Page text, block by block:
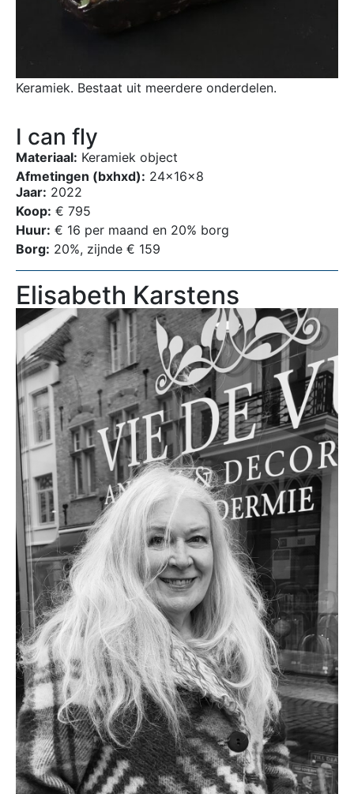
Keramiek. Bestaat uit meerdere onderdelen.
I can fly
Materiaal: Keramiek object
Afmetingen (bxhxd): 24x16x8
Jaar: 2022
Koop: € 795
Huur: € 16 per maand en 20% borg
Borg: 20%, zijnde € 159
Elisabeth Karstens